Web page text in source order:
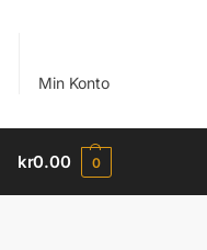
Min Konto
kr0.00 0